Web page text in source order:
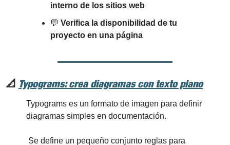
interno de los sitios web
💬 Verifica la disponibilidad de tu
proyecto en una página
📐 Typograms: crea diagramas con texto plano
Typograms es un formato de imagen para definir
diagramas simples en documentación.